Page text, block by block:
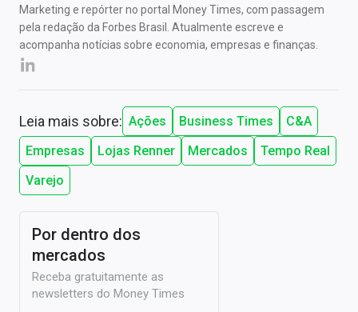
Marketing e repórter no portal Money Times, com passagem
pela redação da Forbes Brasil. Atualmente escreve e
acompanha notícias sobre economia, empresas e finanças.
Leia mais sobre: Ações Business Times
C&A
Empresas
Lojas Renner Mercados
Tempo Real
Varejo
Por dentro dos
mercados
Receba gratuitamente as
newsletters do Money Times